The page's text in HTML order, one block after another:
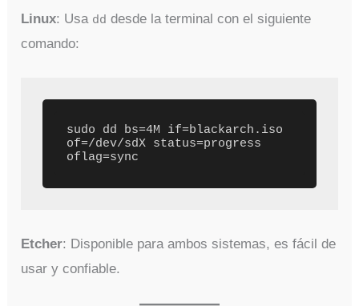
Linux: Usa dd desde la terminal con el siguiente
comando:
sudo dd bs=4M if=blackarch.iso
of=/dev/sdX status=progress
oflag=sync
Etcher: Disponible para ambos sistemas, es fácil de
usar y confiable.